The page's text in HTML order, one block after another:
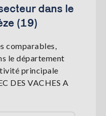
dans le
(19)
comparables,
le département
principale
DES VACHES A